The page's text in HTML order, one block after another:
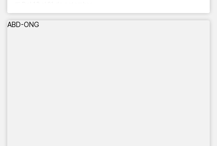
🕙 De 10:00 a 20:00 h
ABD-ONG